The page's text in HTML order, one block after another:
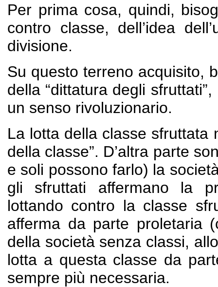
Per prima cosa, quindi,
contro classe, dell’idea
divisione.
Su questo terreno acquisito,
della “dittatura degli
un senso rivoluzionario.
La lotta della classe sfruttata
della classe”. D’altra parte
e soli possono farlo) la
gli sfruttati affermano la
lottando contro la classe
afferma da parte proletaria
della società senza classi,
lotta a questa classe da
sempre più necessaria.